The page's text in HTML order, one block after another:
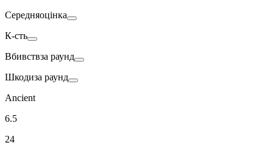
Середняоцінка
К-сть
Вбивствза раунд
Шкодиза раунд
Ancient
6.5
24